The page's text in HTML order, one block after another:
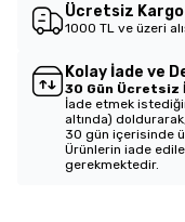
Ücretsiz Kargo
1000 TL ve üzeri
Kolay İade ve
30 Gün Ücretsiz
İade etmek
altında)
30 gün içerisinde
Ürünlerin iade
gerekmektedir.